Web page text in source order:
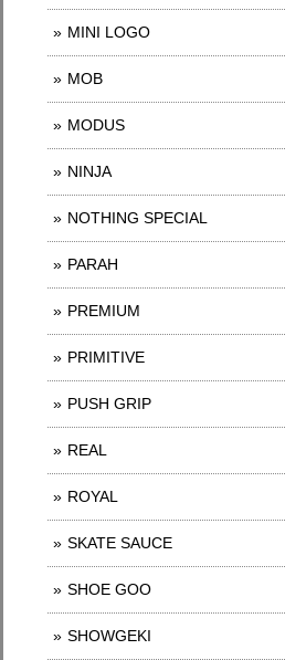
MINI LOGO
MOB
MODUS
NINJA
NOTHING SPECIAL
PARAH
PREMIUM
PRIMITIVE
PUSH GRIP
REAL
ROYAL
SKATE SAUCE
SHOE GOO
SHOWGEKI